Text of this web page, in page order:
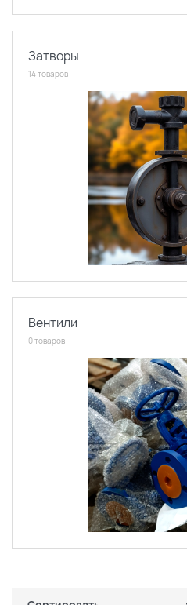
Затворы
14 товаров
Вентили
0 товаров